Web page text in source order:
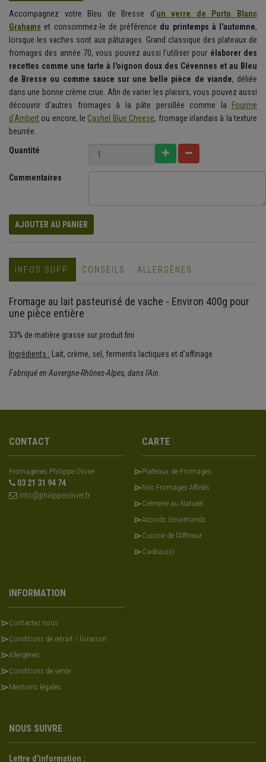
Accompagnez votre Bleu de Bresse d'un verre de Porto Blanc
Grahams et consommez-le de préférence du printemps à l'automne,
lorsque les vaches sont aux pâturages. Grand classique des plateaux de
fromages des année 70, vous pouvez aussi l'utiliser pour élaborer des
recettes comme une tarte à l'oignon doux des Cévennes et au Bleu
de Bresse ou comme sauce sur une belle pièce de viande, déliée
dans une bonne crème crue. Afin de varier les plaisirs, vous pouvez aussi
découvrir d'autres fromages à la pâte persillée comme la
Fourme
d'Ambert ou encore, le Cashel Blue Cheese, fromage irlandais à la texture
beurrée.
Quantité
Commentaires
AJOUTER AU PANIER
INFOS SUPP. CONSEILS ALLERGÈNES
Fromage au lait pasteurisé de vache - Environ 400g pour
une pièce entière
33% de matière grasse sur produit fini
Ingrédients : Lait, crème, sel, ferments lactiques et d'affinage
Fabriqué en Auvergne-Rhônes-Alpes, dans l'Ain.
CONTACT
Fromageries Philippe Olivier
03 21 31 94 74
info@philippeolivier.fr
CARTE
Plateaux de Fromages
Nos Fromages Affinés
Crémerie au Naturel
Accords Gourmands
Cuisine de l'Affineur
Cadeau(x)
INFORMATION
Contactez nous
Conditions de retrait / livraison
Allergènes
Conditions de vente
Mentions légales
NOUS SUIVRE
Lettre d'information :